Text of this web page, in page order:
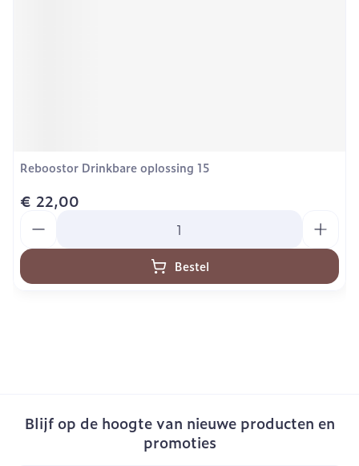
Reboostor Drinkbare oplossing 15
€ 22,00
Bestel
Blijf op de hoogte van nieuwe producten en
promoties